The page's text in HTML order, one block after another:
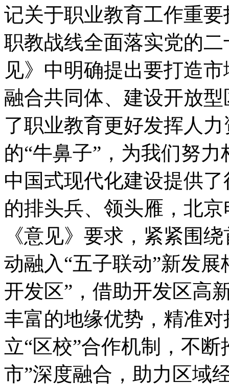
记关于职业教育工作重
职教战线全面落实党的
见》中明确提出要打造
融合共同体、建设开放
了职业教育更好发挥人
的“牛鼻子”，为我们努
中国式现代化建设提供
的排头兵、领头雁，北
《意见》要求，紧紧围
动融入“五子联动”新发
开发区”，借助开发区高
丰富的地缘优势，精准
立“区校”合作机制，不
市”深度融合，助力区域